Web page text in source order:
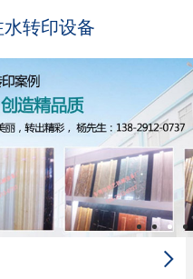
转印设备
